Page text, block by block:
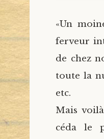
«Un
ferveur
de chez
toute la
etc.
Mais
céda le